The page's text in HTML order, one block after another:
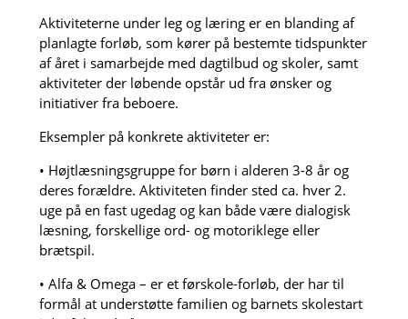
Aktiviteterne under leg og læring er en blanding af
planlagte forløb, som kører på bestemte tidspunkter
af året i samarbejde med dagtilbud og skoler, samt
aktiviteter der løbende opstår ud fra ønsker og
initiativer fra beboere.
Eksempler på konkrete aktiviteter er:
• Højtlæsningsgruppe for børn i alderen 3-8 år og
deres forældre. Aktiviteten finder sted ca. hver 2.
uge på en fast ugedag og kan både være dialogisk
læsning, forskellige ord- og motoriklege eller
brætspil.
• Alfa & Omega – er et førskole-forløb, der har til
formål at understøtte familien og barnets skolestart